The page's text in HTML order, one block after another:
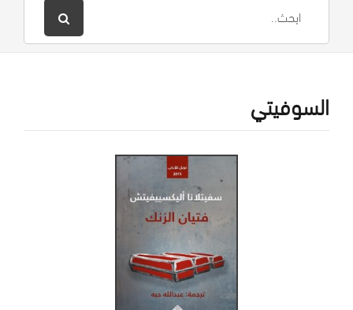
السوفيتي